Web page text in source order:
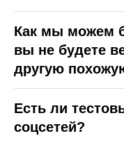
Как мы можем
вы не будете
другую
Есть ли
соцсетей?